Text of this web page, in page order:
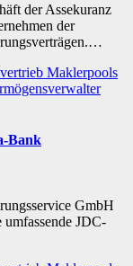
der Assekuranz
der
Maklerpools
Bank
GmbH
JDC-